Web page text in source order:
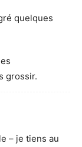
quelques
grossir.
– je tiens au